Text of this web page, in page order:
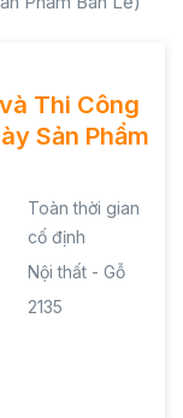
Thi Công
Sản Phẩm
Toàn thời gian
cố định
Nội thất - Gỗ
2135